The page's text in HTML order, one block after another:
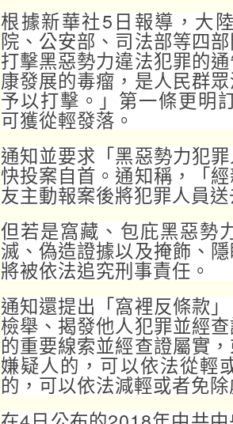
根據新華社5日報導，大
院、公安部、司法部等四
打擊黑惡勢力違法犯罪的
康發展的毒瘤，是人民群
予以打擊。」第一條更明
可獲從輕發落。
通知並要求「黑惡勢力犯
快投案自首。通知稱，「
友主動報案後將犯罪人員
但若是窩藏、包庇黑惡勢
滅、偽造證據以及掩飾、
將被依法追究刑事責任。
通知還提出「窩裡反條款
檢舉、揭發他人犯罪並經
的重要線索並經查證屬實
嫌疑人的，可以依法從輕
的，可以依法減輕或者免